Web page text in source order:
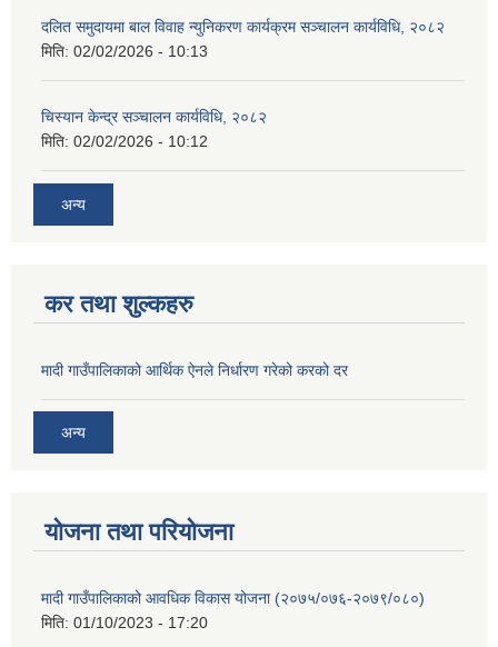
दलित समुदायमा बाल विवाह न्युनिकरण कार्यक्रम सञ्‍चालन कार्यविधि, २०८२
मिति: 02/02/2026 - 10:13
चिस्यान केन्द्र सञ्‍चालन कार्यविधि, २०८२
मिति: 02/02/2026 - 10:12
अन्य
कर तथा शुल्कहरु
मादी गाउँपालिकाको आर्थिक ऐनले निर्धारण गरेको करको दर
अन्य
योजना तथा परियोजना
मादी गाउँपालिकाको आवधिक विकास योजना (२०७५/०७६-२०७९/०८०)
मिति: 01/10/2023 - 17:20